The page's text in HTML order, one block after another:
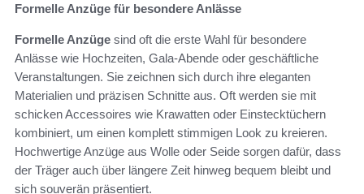
Formelle Anzüge für besondere Anlässe
Formelle Anzüge sind oft die erste Wahl für besondere
Anlässe wie Hochzeiten, Gala-Abende oder geschäftliche
Veranstaltungen. Sie zeichnen sich durch ihre eleganten
Materialien und präzisen Schnitte aus. Oft werden sie mit
schicken Accessoires wie Krawatten oder Einstecktüchern
kombiniert, um einen komplett stimmigen Look zu kreieren.
Hochwertige Anzüge aus Wolle oder Seide sorgen dafür, dass
der Träger auch über längere Zeit hinweg bequem bleibt und
sich souverän präsentiert.